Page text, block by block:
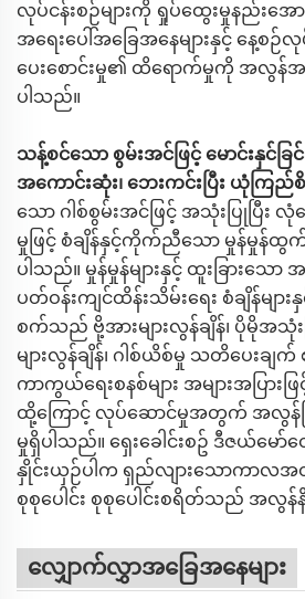
လုပ်ငန်းစဉ်များကို ရှုပ်ထွေးမှုနည်းအ
အရေးပေါ်အခြေအနေများနှင့် နေ့စဉ်လု
ပေးစောင်းမှု၏ ထိရောက်မှုကို အလွန်အမ
ပါသည်။
သန့်စင်သော စွမ်းအင်ဖြင့် မောင်းနှင်ခြင်
အကောင်းဆုံး၊ ဘေးကင်းပြီး ယုံကြ
သော ဂါစ်စွမ်းအင်ဖြင့် အသုံးပြုပြီး
မှုဖြင့် စံချိန်နှင့်ကိုက်ညီသော မှုန်မှုန်
ပါသည်။ မှုန်မှုန်များနှင့် ထူးခြားသော အ
ပတ်ဝန်းကျင်ထိန်းသိမ်းရေး စံချိန်မ
စက်သည် ဗို့အားများလွန်ချိန်၊ ပိုမိုအသုံး
များလွန်ချိန်၊ ဂါစ်ယိစ်မှု သတိပေးခ
ကာကွယ်ရေးစနစ်များ အများအပြား
ထို့ကြောင့် လုပ်ဆောင်မှုအတွက် အလွန်မ
မှုရှိပါသည်။ ရှေးခေါင်းစဥ် ဒီဇယ်မော်တ
နှိုင်းယှဉ်ပါက ရှည်လျားသောကာလအတွ
စုစုပေါင်း စုစုပေါင်းစရိတ်သည် အလွန်
လျှောက်လွှာအခြေအနေများ